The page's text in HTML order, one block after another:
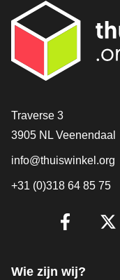
Contact
Traverse 3
3905 NL Veenendaal
info@thuiswinkel.org
+31 (0)318 64 85 75
Volg je ons al?
Wie zijn wij?